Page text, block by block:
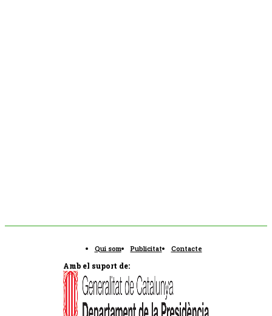
Qui som Publicitat Contacte
Amb el suport de: